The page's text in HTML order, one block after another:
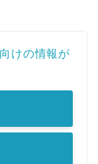
けの情報が